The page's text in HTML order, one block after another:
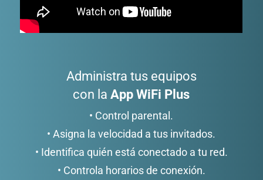
Administra tus equipos
con laApp WiFi Plus
• Control parental.
• Asigna la velocidad a tus invitados.
• Identifica quién está conectado a tu red.
• Controla horarios de conexión.